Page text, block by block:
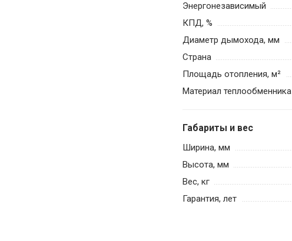
Энергонезависимый
КПД, %
Диаметр дымохода, мм
Страна
Площадь отопления, м²
Материал теплообменника
Габариты и вес
Ширина, мм
Высота, мм
Вес, кг
Гарантия, лет